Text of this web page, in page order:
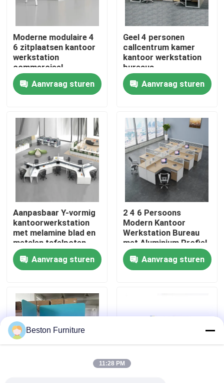
Thuis
Producten
Over ons
Kwaliteitscontrole
Neem contact met ons op
Gevallen
Blog
Moderne modulaire 4
6 zitplaatsen kantoor
werkstation
commercieel
personeel kantoor
bureau met privacy
scherm
Aanvraag sturen
Geel 4 personen
callcentrum kamer
kantoor werkstation
bureaus
Aanvraag sturen
Aanpasbaar Y-vormig
kantoorwerkstation
met melamine blad en
metalen tafelpoten
Aanvraag sturen
2 4 6 Persoons
Modern Kantoor
Werkstation Bureau
met Aluminium Profiel
Stof Materiaal en
30mm Dik Paneel
Aanvraag sturen
Beston Furniture
11:28 PM